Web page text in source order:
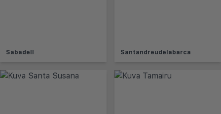
Sabadell Santandreudelabarca